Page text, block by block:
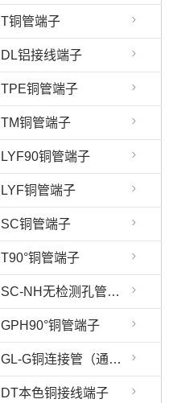
T铜管端子
DL铝接线端子
TPE铜管端子
TM铜管端子
LYF90铜管端子
LYF铜管端子
SC铜管端子
T90°铜管端子
SC-NH无检测孔管端子
GPH90°铜管端子
GL-G铜连接管（通孔）
DT本色铜接线端子